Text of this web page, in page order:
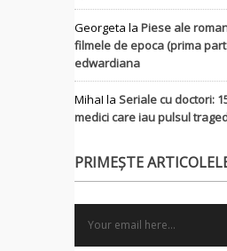
Georgeta la Piese ale
filmele de epoca (prima
edwardiana
MihaI la Seriale cu doctori:
medici care iau pulsul
PRIMEȘTE